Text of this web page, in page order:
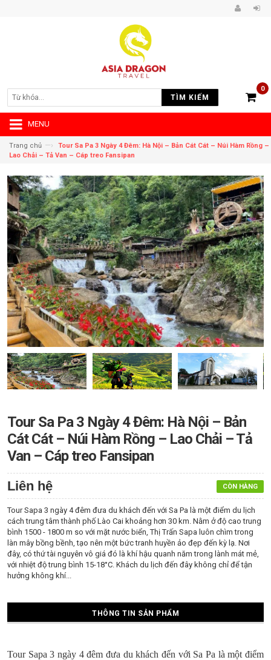
TÌM KIẾM
0
MENU
Trang chủ —›
Tour Sa Pa 3 Ngày 4 Đêm: Hà Nội – Bản Cát Cát – Núi Hàm Rồng –
Lao Chải – Tả Van – Cáp treo Fansipan
Tour Sa Pa 3 Ngày 4 Đêm: Hà Nội – Bản
Cát Cát – Núi Hàm Rồng – Lao Chải – Tả
Van – Cáp treo Fansipan
Liên hệ CÒN HÀNG
Tour Sapa 3 ngày 4 đêm đưa du khách đến với Sa Pa là một điểm du lịch
cách trung tâm thành phố Lào Cai khoảng hơn 30 km. Nằm ở độ cao trung
bình 1500 - 1800 m so với mặt nước biển, Thị Trấn Sapa luôn chìm trong
làn mây bồng bềnh, tạo nên một bức tranh huyền ảo đẹp đến kỳ lạ. Nơi
đây, có thứ tài nguyên vô giá đó là khí hậu quanh năm trong lành mát mẻ,
với nhiệt độ trung bình 15-18°C. Khách du lịch đến đây không chỉ để tận
hưởng không khí...
THÔNG TIN SẢN PHẨM
Tour Sapa 3 ngày 4 đêm đưa du khách đến với Sa Pa là một điểm